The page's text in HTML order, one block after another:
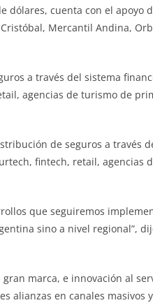
dólares, cuenta con el apoyo
Mercantil Andina,
a través del sistema
agencias de turismo de
de seguros a través
fintech, retail,
que seguiremos
sino a nivel regional”,
gran marca, e innovación al
alianzas en canales